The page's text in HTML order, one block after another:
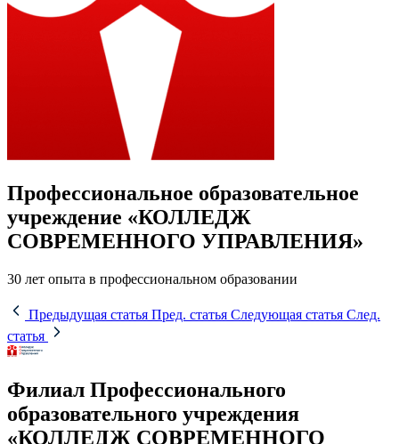
Профессиональное образовательное
учреждение «КОЛЛЕДЖ
СОВРЕМЕННОГО УПРАВЛЕНИЯ»
30 лет опыта в профессиональном образовании
Предыдущая статья Пред. статья Следующая статья След.
статья
Филиал Профессионального
образовательного учреждения
«КОЛЛЕДЖ СОВРЕМЕННОГО